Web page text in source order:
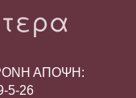
ΑΠΟΨΗ:
5-26